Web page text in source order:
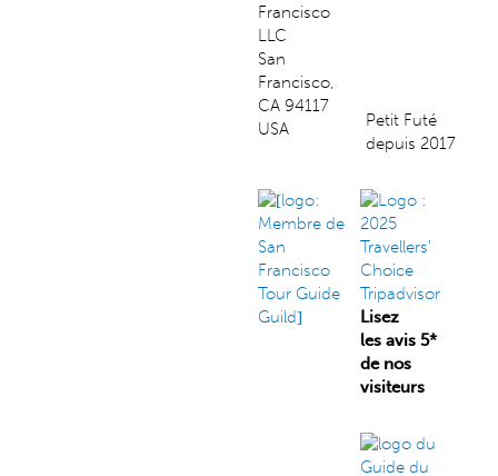
Francisco
LLC
San
Francisco,
CA 94117
USA
Petit Futé
depuis 2017
Lisez
les avis 5*
de nos
visiteurs